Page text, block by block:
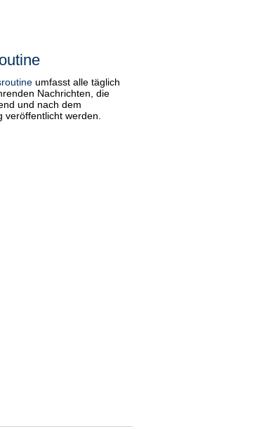
umfasst alle täglich
Nachrichten, die
und nach dem
veröffentlicht werden.